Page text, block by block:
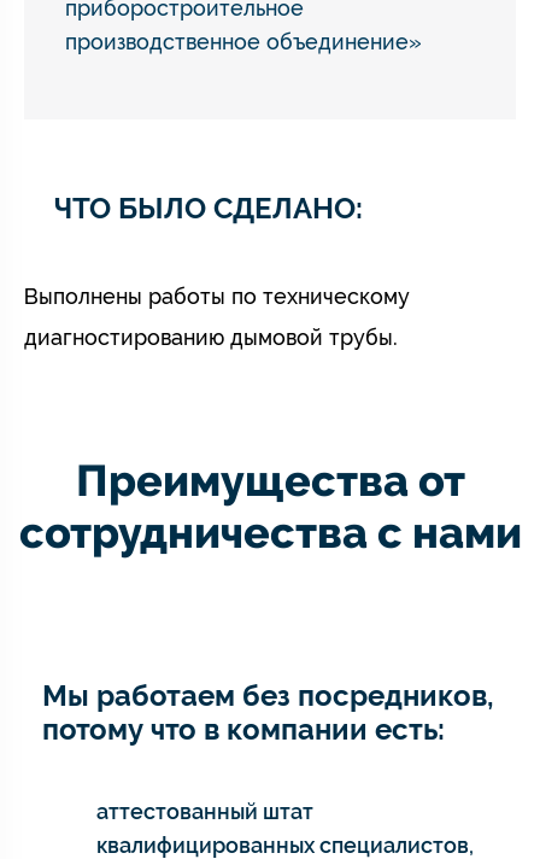
приборостроительное
производственное объединение»
ЧТО БЫЛО СДЕЛАНО:
Выполнены работы по техническому
диагностированию дымовой трубы.
Преимущества от
сотрудничества с нами
Мы работаем без посредников,
потому что в компании есть:
аттестованный штат
квалифицированных специалистов,